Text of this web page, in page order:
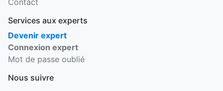
Contact
Services aux experts
Devenir expert
Connexion expert
Mot de passe oublié
Nous suivre